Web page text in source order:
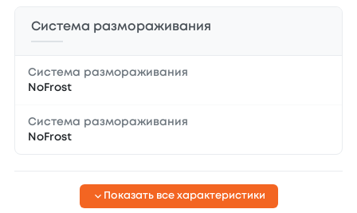
Система размораживания
Система размораживания
NoFrost
Система размораживания
NoFrost
Показать все характеристики